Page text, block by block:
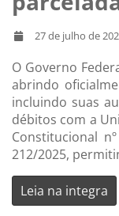
27 de julho de
O Governo
abrindo
incluindo suas
débitos com a
Constitucional
212/2025,
Leia na integra